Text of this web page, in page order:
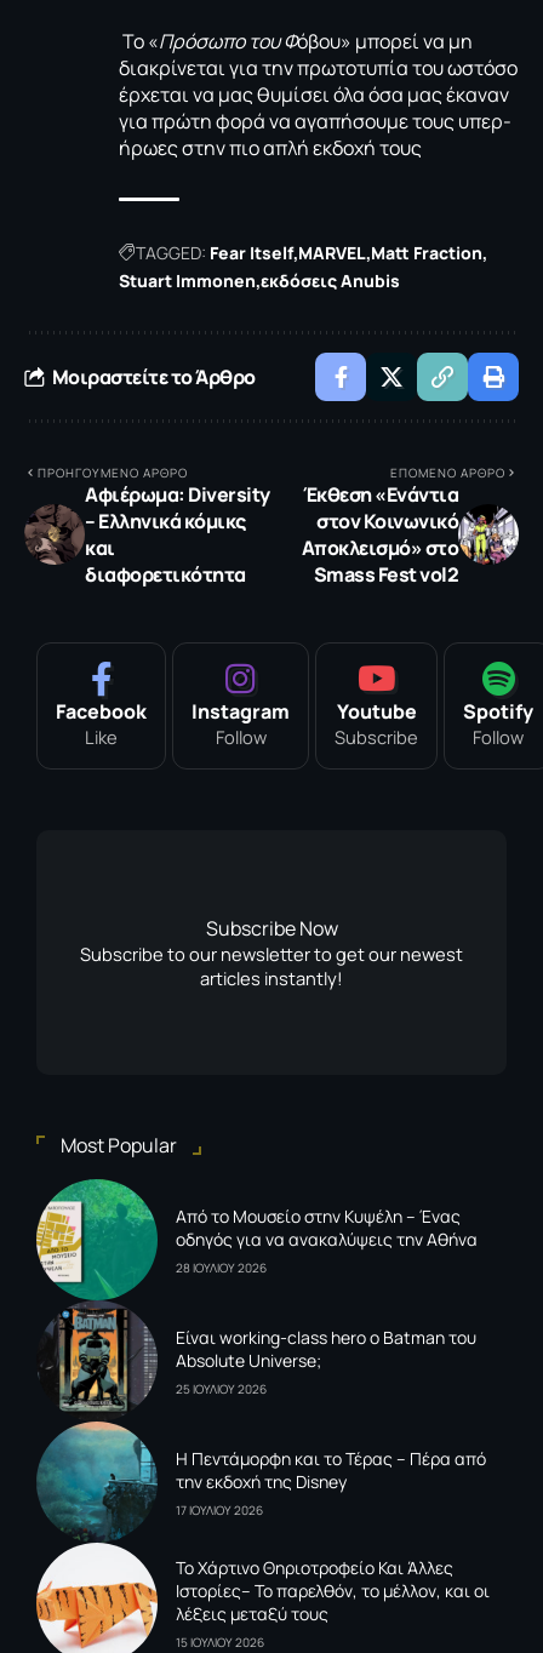
To «Πρόσωπο του Φόβου» μπορεί να μη
διακρίνεται για την πρωτοτυπία του ωστόσο
έρχεται να μας θυμίσει όλα όσα μας έκαναν
για πρώτη φορά να αγαπήσουμε τους υπερ-
ήρωες στην πιο απλή εκδοχή τους
TAGGED: Fear Itself MARVEL Matt Fraction
Stuart Immonen εκδόσεις Anubis
Μοιραστείτε το Άρθρο
ΠΡΟΗΓΟΥΜΕΝΟ ΑΡΘΡΟ
Αφιέρωμα: Diversity
– Ελληνικά κόμικς
και
διαφορετικότητα
ΕΠΟΜΕΝΟ ΑΡΘΡΟ
Έκθεση «Ενάντια
στον Κοινωνικό
Αποκλεισμό» στο
Smass Fest vol2
Facebook
Like
Instagram
Follow
Youtube
Subscribe
Spotify
Follow
Subscribe Now
Subscribe to our newsletter to get our newest
articles instantly!
Most Popular
Από το Μουσείο στην Κυψέλη – Ένας
οδηγός για να ανακαλύψεις την Αθήνα
28 ΙΟΥΛΙΟΥ 2026
Είναι working-class hero ο Batman του
Absolute Universe;
25 ΙΟΥΛΙΟΥ 2026
Η Πεντάμορφη και το Τέρας – Πέρα από
την εκδοχή της Disney
17 ΙΟΥΛΙΟΥ 2026
To Xάρτινο Θηριοτροφείο Και Άλλες
Ιστορίες– Το παρελθόν, το μέλλον, και οι
λέξεις μεταξύ τους
15 ΙΟΥΛΙΟΥ 2026